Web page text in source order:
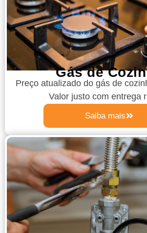
Gás de
Preço atualizado do gás de
Valor justo com entrega
Saiba mais